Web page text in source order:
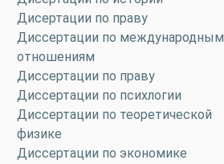
Дисертации по праву
Диссертации по международным
отношениям
Диссертации по праву
Диссертации по психлогии
Диссертации по теоретической
физике
Диссертации по экономике